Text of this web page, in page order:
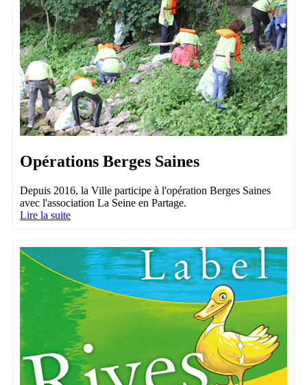
Opérations Berges Saines
Depuis 2016, la Ville participe à l'opération Berges Saines
avec l'association La Seine en Partage.
Lire la suite